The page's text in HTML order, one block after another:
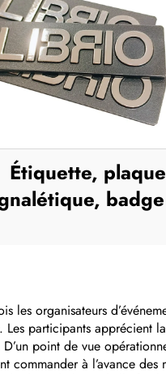
Étiquette, plaque
badge
organisateurs
participants
point de vue
commander à l’avance